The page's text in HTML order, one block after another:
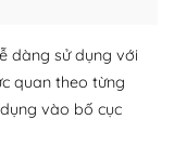
thêm vào
cần thiết. Có
themes và
dàng sử dụng với
quan theo từng
vào bố cục